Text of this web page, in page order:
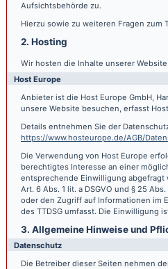
Aufsichtsbehörde zu.
Hierzu sowie zu weiteren Fragen zum
2. Hosting
Wir hosten die Inhalte unserer
Host Europe
Anbieter ist die Host Europe GmbH,
unsere Website besuchen, erfasst
Details entnehmen Sie der
https://www.hosteurope.de/AGB/
Die Verwendung von Host Europe
berechtigtes Interesse an einer
entsprechende Einwilligung abgefragt
Art. 6 Abs. 1 lit. a DSGVO und § 25
oder den Zugriff auf Informationen im
des TTDSG umfasst. Die Einwilligung
3. Allgemeine Hinweise und
Datenschutz
Die Betreiber dieser Seiten nehmen